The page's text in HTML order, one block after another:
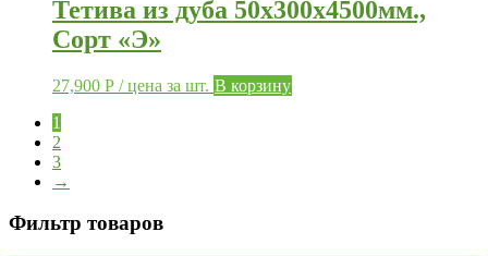
Тетива из дуба 50х300х4500мм.,
Сорт «Э»
27,900 Р / цена за шт. В корзину
1
2
3
→
Фильтр товаров